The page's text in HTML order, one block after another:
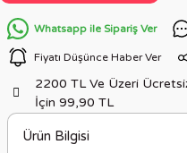
Whatsapp ile Sipariş Ver
Fiyatı Düşünce Haber Ver
2200 TL Ve Üzeri
İçin 99,90 TL
Ürün Bilgisi